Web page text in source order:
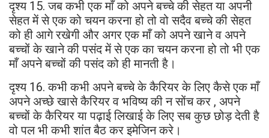
दृश्य 15. जब कभी एक माँ को अपने बच्चे की सेहत या अपनी
सेहत में से एक को चयन करना हो तो वो सदैव बच्चे की सेहत
को ही आगे रखेगी और अगर एक माँ को अपने खाने व अपने
बच्चों के खाने की पसंद में से एक का चयन करना हो तो भी एक
माँ अपने बच्चों की पसंद को ही मानती है।
दृश्य 16. कभी कभी अपने बच्चे के कैरियर के लिए कैसे एक माँ
अपने अच्छे खासे कैरियर व भविष्य की न सोंच कर , अपने
बच्चों के कैरियर या पढ़ाई लिखाई के लिए सब कुछ छोड़ देती है
वो पल भी कभी शांत बैठ कर इमेजिन करे।